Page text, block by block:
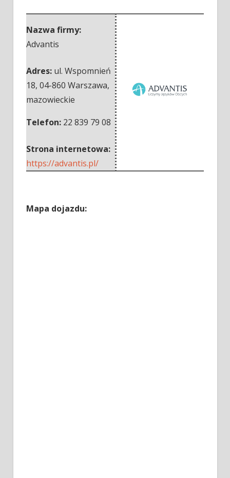
Nazwa firmy:
Advantis
Adres: ul. Wspomnień
18, 04-860 Warszawa,
mazowieckie
Telefon: 22 839 79 08
Strona internetowa:
https://advantis.pl/
Mapa dojazdu: